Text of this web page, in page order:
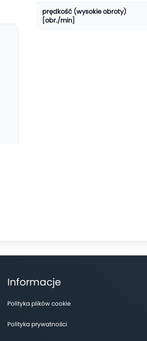
prędkość (wysokie obroty)
[obr./min]
Informacje
Polityka plików cookie
Polityka prywatności